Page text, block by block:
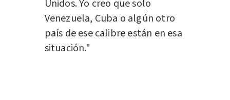
Unidos. Yo creo que solo
Venezuela, Cuba o algún otro
país de ese calibre están en esa
situación."